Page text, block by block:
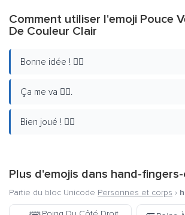
Comment utiliser l'emoji Pouce
De Couleur Clair
Bonne idée ! 👍🏻
Ça me va 👍🏻.
Bien joué ! 👍🏻
Plus d'emojis dans hand-
Partie du bloc Unicode Personnes et corps ›